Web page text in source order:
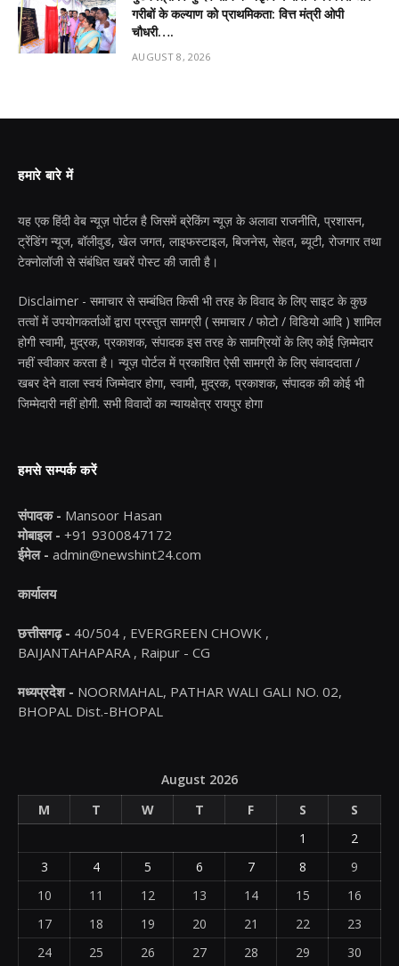
गरीबों के कल्याण को प्राथमिकता: वित्त मंत्री ओपी
चौधरी….
AUGUST 8, 2026
हमारे बारे में
यह एक हिंदी वेब न्यूज़ पोर्टल है जिसमें ब्रेकिंग न्यूज़ के अलावा राजनीति, प्रशासन,
ट्रेंडिंग न्यूज, बॉलीवुड, खेल जगत, लाइफस्टाइल, बिजनेस, सेहत, ब्यूटी, रोजगार तथा
टेक्नोलॉजी से संबंधित खबरें पोस्ट की जाती है।
Disclaimer - समाचार से सम्बंधित किसी भी तरह के विवाद के लिए साइट के कुछ
तत्वों में उपयोगकर्ताओं द्वारा प्रस्तुत सामग्री ( समाचार / फोटो / विडियो आदि ) शामिल
होगी स्वामी, मुद्रक, प्रकाशक, संपादक इस तरह के सामग्रियों के लिए कोई ज़िम्मेदार
नहीं स्वीकार करता है। न्यूज़ पोर्टल में प्रकाशित ऐसी सामग्री के लिए संवाददाता /
खबर देने वाला स्वयं जिम्मेदार होगा, स्वामी, मुद्रक, प्रकाशक, संपादक की कोई भी
जिम्मेदारी नहीं होगी. सभी विवादों का न्यायक्षेत्र रायपुर होगा
हमसे सम्पर्क करें
संपादक - Mansoor Hasan
मोबाइल - +91 9300847172
ईमेल - admin@newshint24.com
कार्यालय
छत्तीसगढ़ - 40/504 , EVERGREEN CHOWK ,
BAIJANTAHAPARA , Raipur - CG
मध्यप्रदेश - NOORMAHAL, PATHAR WALI GALI NO. 02,
BHOPAL Dist.-BHOPAL
August 2026
M
T W T F S
S
1
2
3
4 5 6 7 8
9
10
11 12 13 14 15
16
17
18 19 20 21 22
23
24
25 26 27 28 29 30